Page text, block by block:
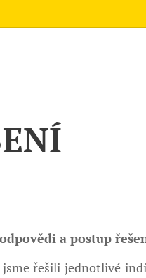
a postup
jsme řešili jednotlivé